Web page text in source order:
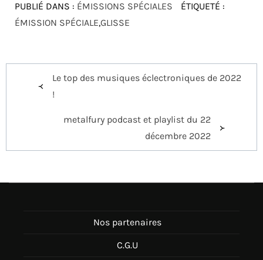
PUBLIÉ DANS : ÉMISSIONS SPÉCIALES
ÉTIQUETÉ :
ÉMISSION SPÉCIALE,GLISSE
Navigation
Le top des musiques éclectroniques de 2022
!
metalfury podcast et playlist du 22
décembre 2022
Nos partenaires
C.G.U